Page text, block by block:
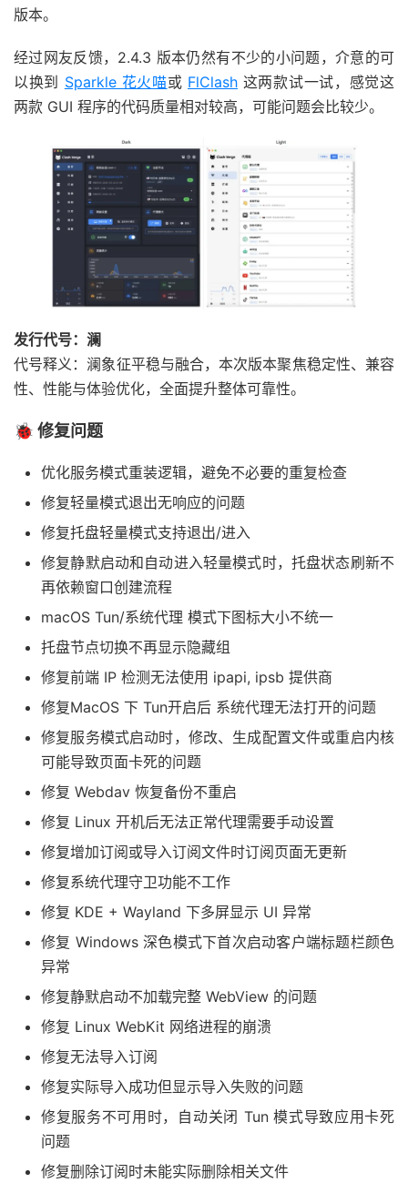
版本。
经过网友反馈，2.4.3 版本仍然有不少的小问题，介意的可
以换到 Sparkle 花火喵或 FlClash 这两款试一试，感觉这
两款 GUI 程序的代码质量相对较高，可能问题会比较少。
发行代号：澜
代号释义：澜象征平稳与融合，本次版本聚焦稳定性、兼容
性、性能与体验优化，全面提升整体可靠性。
🐞 修复问题
优化服务模式重装逻辑，避免不必要的重复检查
修复轻量模式退出无响应的问题
修复托盘轻量模式支持退出/进入
修复静默启动和自动进入轻量模式时，托盘状态刷新不
再依赖窗口创建流程
macOS Tun/系统代理 模式下图标大小不统一
托盘节点切换不再显示隐藏组
修复前端 IP 检测无法使用 ipapi, ipsb 提供商
修复MacOS 下 Tun开启后 系统代理无法打开的问题
修复服务模式启动时，修改、生成配置文件或重启内核
可能导致页面卡死的问题
修复 Webdav 恢复备份不重启
修复 Linux 开机后无法正常代理需要手动设置
修复增加订阅或导入订阅文件时订阅页面无更新
修复系统代理守卫功能不工作
修复 KDE + Wayland 下多屏显示 UI 异常
修复 Windows 深色模式下首次启动客户端标题栏颜色
异常
修复静默启动不加载完整 WebView 的问题
修复 Linux WebKit 网络进程的崩溃
修复无法导入订阅
修复实际导入成功但显示导入失败的问题
修复服务不可用时，自动关闭 Tun 模式导致应用卡死
问题
修复删除订阅时未能实际删除相关文件